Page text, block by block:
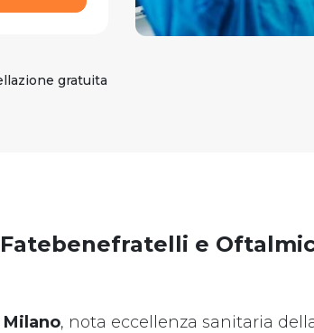
gratuita
e
, nota eccellenza sanitaria